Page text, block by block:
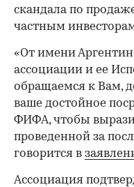
скандала по
частным
«От имени
ассоциации и ее
обращаемся к Вам,
ваше достойное
ФИФА, чтобы
проведенной за
говорится в
Ассоциация